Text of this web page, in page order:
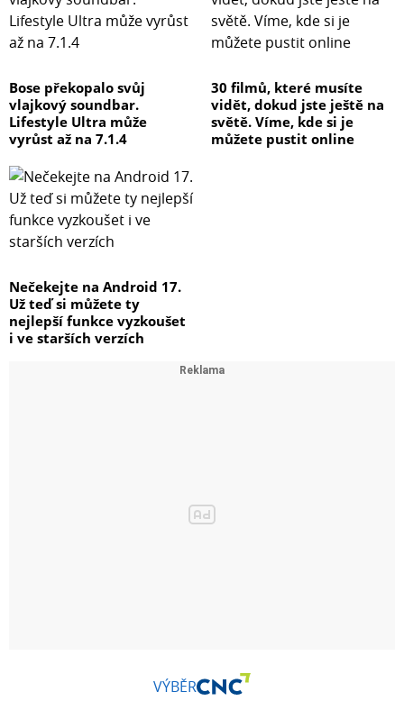
Bose překopalo svůj
vlajkový soundbar.
Lifestyle Ultra může
vyrůst až na 7.1.4
30 filmů, které musíte
vidět, dokud jste ještě na
světě. Víme, kde si je
můžete pustit online
Nečekejte na Android 17.
Už teď si můžete ty
nejlepší funkce vyzkoušet
i ve starších verzích
VÝBĚR